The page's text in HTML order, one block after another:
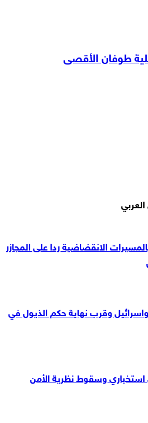
طوفان الأقصى
الانقضاضية ردا على المجازر
وقرب نهاية حكم الذيول في
وسقوط نظرية الأمن